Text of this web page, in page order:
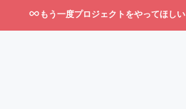
もう一度プロジェクトをやってほしい